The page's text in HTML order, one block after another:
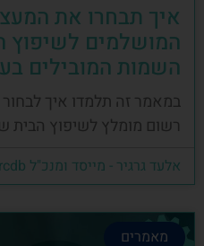
איך תבחרו את
המושלמים לשיפוץ
השמות המובילים
במאמר זה תלמדו איך
רשום מומלץ לשיפוץ הבית
אלעד גרגיר - מייסד ומנכ"ל arcdb
מאמרים